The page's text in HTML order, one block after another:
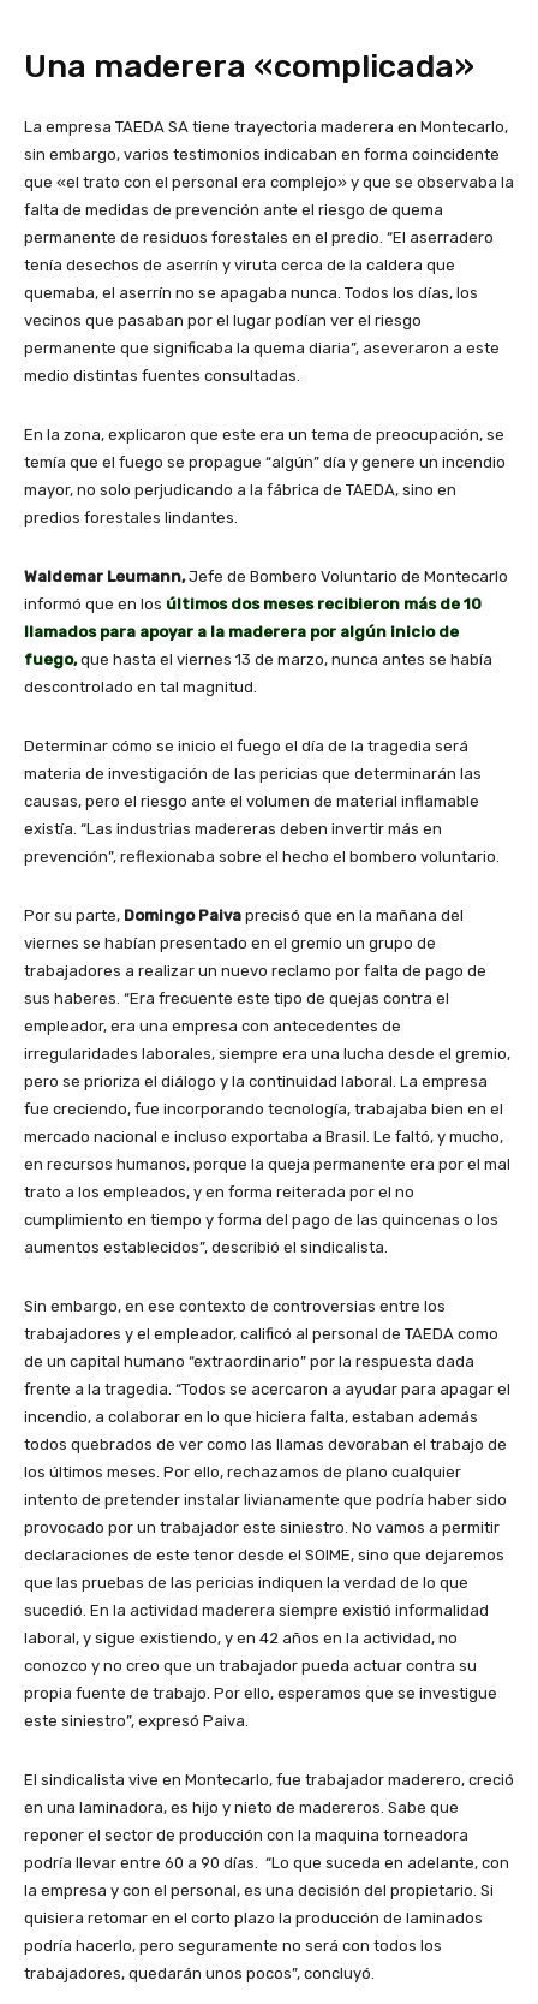
Una maderera «complicada»
La empresa TAEDA SA tiene trayectoria maderera en Montecarlo,
sin embargo, varios testimonios indicaban en forma coincidente
que «el trato con el personal era complejo» y que se observaba la
falta de medidas de prevención ante el riesgo de quema
permanente de residuos forestales en el predio. “El aserradero
tenía desechos de aserrín y viruta cerca de la caldera que
quemaba, el aserrín no se apagaba nunca. Todos los días, los
vecinos que pasaban por el lugar podían ver el riesgo
permanente que significaba la quema diaria”, aseveraron a este
medio distintas fuentes consultadas.
En la zona, explicaron que este era un tema de preocupación, se
temía que el fuego se propague “algún” día y genere un incendio
mayor, no solo perjudicando a la fábrica de TAEDA, sino en
predios forestales lindantes.
Waldemar Leumann,Jefe de Bombero Voluntario de Montecarlo
informó que en los últimos dos meses recibieron más de 10
llamados para apoyar a la maderera por algún inicio de
fuego,que hasta el viernes 13 de marzo, nunca antes se había
descontrolado en tal magnitud.
Determinar cómo se inicio el fuego el día de la tragedia será
materia de investigación de las pericias que determinarán las
causas, pero el riesgo ante el volumen de material inflamable
existía. “Las industrias madereras deben invertir más en
prevención”, reflexionaba sobre el hecho el bombero voluntario.
Por su parte, Domingo Paiva precisó que en la mañana del
viernes se habían presentado en el gremio un grupo de
trabajadores a realizar un nuevo reclamo por falta de pago de
sus haberes. “Era frecuente este tipo de quejas contra el
empleador, era una empresa con antecedentes de
irregularidades laborales, siempre era una lucha desde el gremio,
pero se prioriza el diálogo y la continuidad laboral. La empresa
fue creciendo, fue incorporando tecnología, trabajaba bien en el
mercado nacional e incluso exportaba a Brasil. Le faltó, y mucho,
en recursos humanos, porque la queja permanente era por el mal
trato a los empleados, y en forma reiterada por el no
cumplimiento en tiempo y forma del pago de las quincenas o los
aumentos establecidos”, describió el sindicalista.
Sin embargo, en ese contexto de controversias entre los
trabajadores y el empleador, calificó al personal de TAEDA como
de un capital humano “extraordinario” por la respuesta dada
frente a la tragedia. “Todos se acercaron a ayudar para apagar el
incendio, a colaborar en lo que hiciera falta, estaban además
todos quebrados de ver como las llamas devoraban el trabajo de
los últimos meses. Por ello, rechazamos de plano cualquier
intento de pretender instalar livianamente que podría haber sido
provocado por un trabajador este siniestro. No vamos a permitir
declaraciones de este tenor desde el SOIME, sino que dejaremos
que las pruebas de las pericias indiquen la verdad de lo que
sucedió. En la actividad maderera siempre existió informalidad
laboral, y sigue existiendo, y en 42 años en la actividad, no
conozco y no creo que un trabajador pueda actuar contra su
propia fuente de trabajo. Por ello, esperamos que se investigue
este siniestro”, expresó Paiva.
El sindicalista vive en Montecarlo, fue trabajador maderero, creció
en una laminadora, es hijo y nieto de madereros. Sabe que
reponer el sector de producción con la maquina torneadora
podría llevar entre 60 a 90 días. “Lo que suceda en adelante, con
la empresa y con el personal, es una decisión del propietario. Si
quisiera retomar en el corto plazo la producción de laminados
podría hacerlo, pero seguramente no será con todos los
trabajadores, quedarán unos pocos”, concluyó.